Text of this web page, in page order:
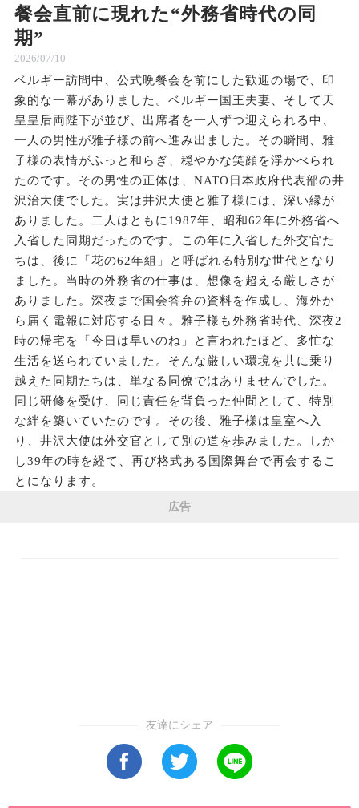
餐会直前に現れた“外務省時代の同
期”
2026/07/10
ベルギー訪問中、公式晩餐会を前にした歓迎の場で、印
象的な一幕がありました。ベルギー国王夫妻、そして天
皇皇后両陛下が並び、出席者を一人ずつ迎えられる中、
一人の男性が雅子様の前へ進み出ました。その瞬間、雅
子様の表情がふっと和らぎ、穏やかな笑顔を浮かべられ
たのです。その男性の正体は、NATO日本政府代表部の井
沢治大使でした。実は井沢大使と雅子様には、深い縁が
ありました。二人はともに1987年、昭和62年に外務省へ
入省した同期だったのです。この年に入省した外交官た
ちは、後に「花の62年組」と呼ばれる特別な世代となり
ました。当時の外務省の仕事は、想像を超える厳しさが
ありました。深夜まで国会答弁の資料を作成し、海外か
ら届く電報に対応する日々。雅子様も外務省時代、深夜2
時の帰宅を「今日は早いのね」と言われたほど、多忙な
生活を送られていました。そんな厳しい環境を共に乗り
越えた同期たちは、単なる同僚ではありませんでした。
同じ研修を受け、同じ責任を背負った仲間として、特別
な絆を築いていたのです。その後、雅子様は皇室へ入
り、井沢大使は外交官として別の道を歩みました。しか
し39年の時を経て、再び格式ある国際舞台で再会するこ
とになります。
広告
友達にシェア